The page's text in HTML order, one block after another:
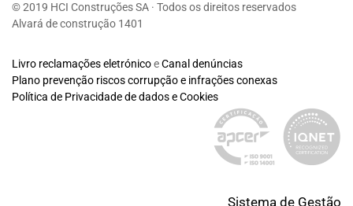
© 2019 HCI Construções SA · Todos os direitos reservados
Alvará de construção 1401
Livro reclamações eletrónicoeCanal denúncias
Plano prevenção riscos corrupção e infrações conexas
Política de Privacidade de dados e Cookies
Sistema de Gestão